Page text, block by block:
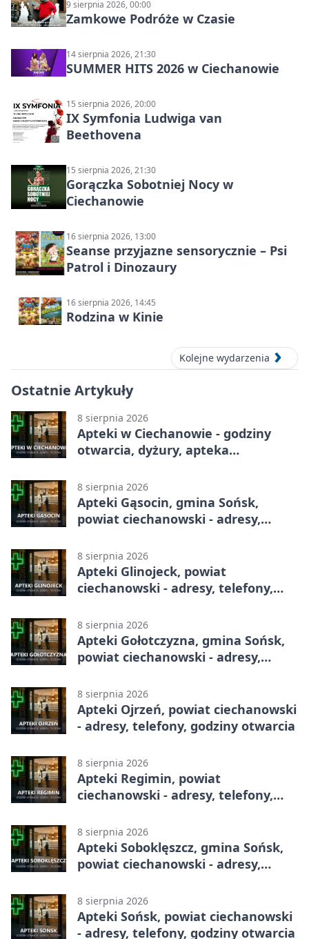
9 sierpnia 2026, 00:00
Zamkowe Podróże w Czasie
14 sierpnia 2026, 21:30
SUMMER HITS 2026 w Ciechanowie
15 sierpnia 2026, 20:00
IX Symfonia Ludwiga van
Beethovena
15 sierpnia 2026, 21:30
Gorączka Sobotniej Nocy w
Ciechanowie
16 sierpnia 2026, 13:00
Seanse przyjazne sensorycznie – Psi
Patrol i Dinozaury
16 sierpnia 2026, 14:45
Rodzina w Kinie
Kolejne wydarzenia
Ostatnie Artykuły
8 sierpnia 2026
Apteki w Ciechanowie - godziny
otwarcia, dyżury, apteka
8 sierpnia 2026
Apteki Gąsocin, gmina Sońsk,
powiat ciechanowski - adresy,
8 sierpnia 2026
Apteki Glinojeck, powiat
ciechanowski - adresy, telefony,
8 sierpnia 2026
Apteki Gołotczyzna, gmina Sońsk,
powiat ciechanowski - adresy,
8 sierpnia 2026
Apteki Ojrzeń, powiat ciechanowski
- adresy, telefony, godziny otwarcia
8 sierpnia 2026
Apteki Regimin, powiat
ciechanowski - adresy, telefony,
8 sierpnia 2026
Apteki Soboklęszcz, gmina Sońsk,
powiat ciechanowski - adresy,
8 sierpnia 2026
Apteki Sońsk, powiat ciechanowski
- adresy, telefony, godziny otwarcia